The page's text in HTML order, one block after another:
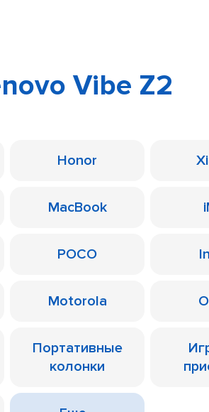
Vibe Z2
Honor
MacBook
POCO
Motorola
Портативные
колонки